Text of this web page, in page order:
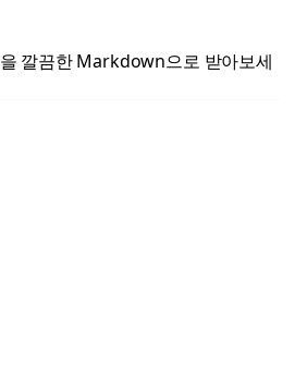
깔끔한 Markdown으로 받아보세